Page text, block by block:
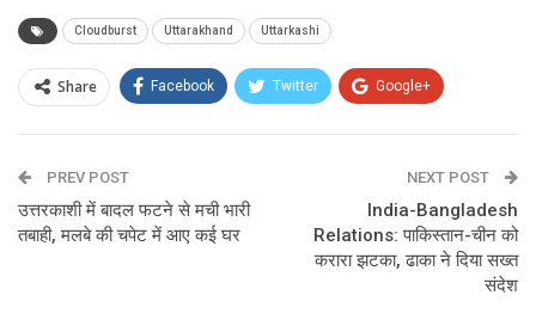
Cloudburst Uttarakhand Uttarkashi
Share Facebook Twitter Google+
Email
PREV POST
उत्तरकाशी में बादल फटने से मची भारी
तबाही, मलबे की चपेट में आए कई घर
NEXT POST
India-Bangladesh
Relations: पाकिस्तान-चीन को
करारा झटका, ढाका ने दिया सख्त
संदेश